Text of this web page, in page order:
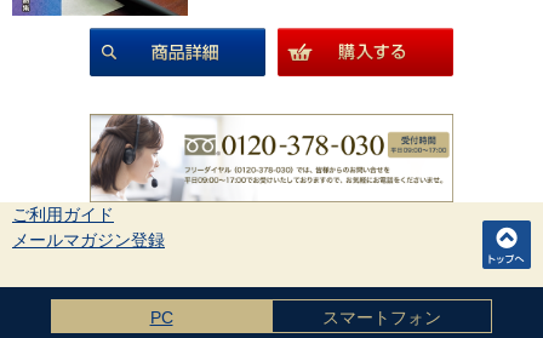
スマートフォン
PC
ご利用ガイド
メールマガジン登録